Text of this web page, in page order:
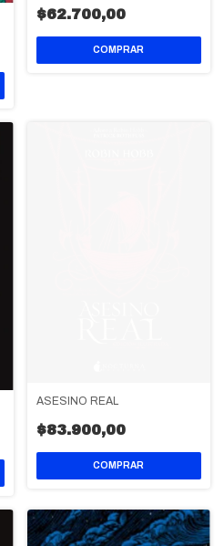
$62.700,00
ASESINO REAL
$83.900,00